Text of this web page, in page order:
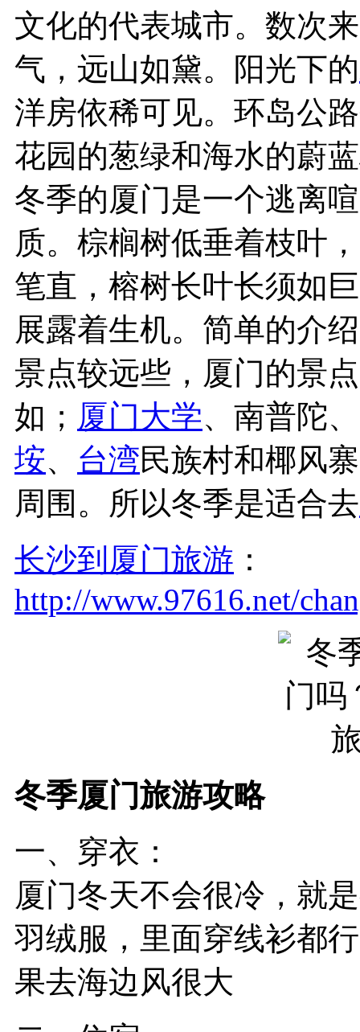
文化的代表城市。数次
气，远山如黛。阳光下的
洋房依稀可见。环岛公
花园的葱绿和海水的蔚
冬季的厦门是一个逃离
质。棕榈树低垂着枝叶
笔直，榕树长叶长须如
展露着生机。简单的介
景点较远些，厦门的景
如； 厦门大学、南普陀
垵、 台湾民族村和椰风
周围。所以冬季是适合去
长沙到厦门旅游 ：
http://www.97616.net/
冬季厦门旅游攻略
一、穿衣：
厦门冬天不会很冷，就
羽绒服，里面穿线衫都
果去海边风很大